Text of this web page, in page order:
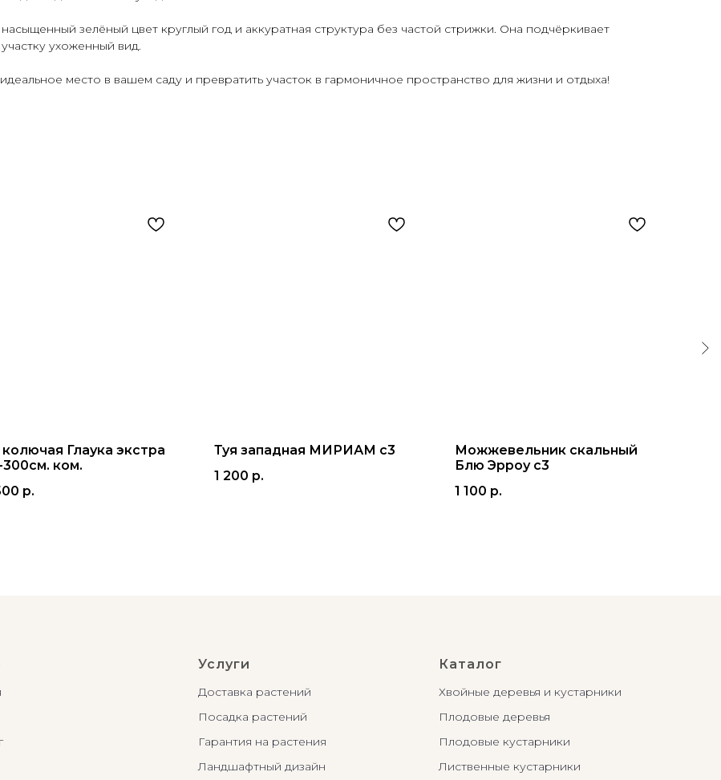
зелёный цвет круглый год и аккуратная структура без частой стрижки. Она подчёркивает
ухоженный вид.
место в вашем саду и превратить участок в гармоничное пространство для жизни и отдыха!
колючая Глаука экстра
300см. ком.
р.
Туя западная МИРИАМ с3
1 200 р.
Можжевельник скальный
Блю Эрроу с3
1 100 р.
Услуги
Доставка растений
Посадка растений
Гарантия на растения
Ландшафтный дизайн
Каталог
Хвойные деревья и кустарники
Плодовые деревья
Плодовые кустарники
Лиственные кустарники